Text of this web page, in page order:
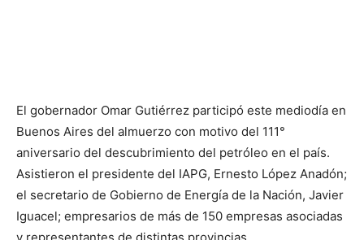
El gobernador Omar Gutiérrez participó este mediodía en
Buenos Aires del almuerzo con motivo del 111°
aniversario del descubrimiento del petróleo en el país.
Asistieron el presidente del IAPG, Ernesto López Anadón;
el secretario de Gobierno de Energía de la Nación, Javier
Iguacel; empresarios de más de 150 empresas asociadas